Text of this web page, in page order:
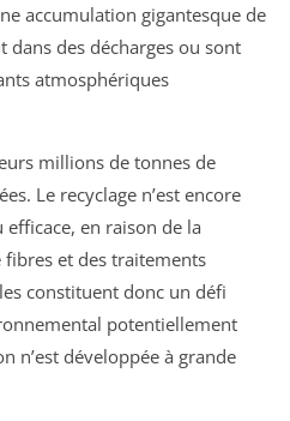
accumulation gigantesque de
des décharges ou sont
atmosphériques
millions de tonnes de
Le recyclage n’est encore
en raison de la
et des traitements
constituent donc un défi
potentiellement
n’est développée à grande